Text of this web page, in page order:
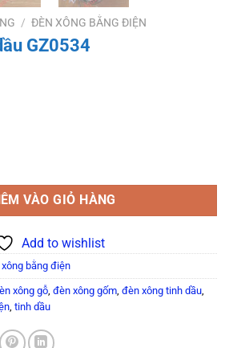
/ ĐÈN XÔNG BẰNG ĐIỆN
GZ0534
số lượng
VÀO GIỎ HÀNG
Add to wishlist
bằng điện
xông gỗ đèn xông gốm đèn xông tinh dầu
tinh dầu